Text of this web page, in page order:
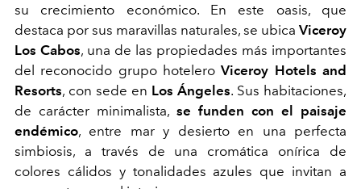
su crecimiento económico. En este oasis, que
destaca por sus maravillas naturales, se ubica Viceroy
Los Cabos, una de las propiedades más importantes
del reconocido grupo hoteleroViceroy Hotels and
Resorts, con sede en Los Ángeles. Sus habitaciones,
de carácter minimalista, se funden con el paisaje
endémico, entre mar y desierto en una perfecta
simbiosis, a través de una cromática onírica de
colores cálidos y tonalidades azules que invitan a